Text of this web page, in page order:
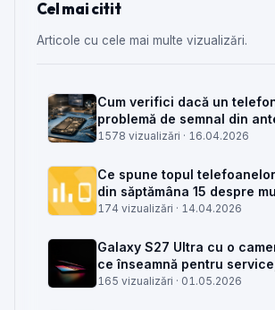
Cel mai citit
Articole cu cele mai multe vizualizări.
Cum verifici dacă un
problemă de semnal din
placa de bază sau din rețea
1578 vizualizări · 16.04.2026
Ce spune topul
din săptămâna 15 despre
service GSM
174 vizualizări · 14.04.2026
Galaxy S27 Ultra cu o
ce înseamnă pentru
client
165 vizualizări · 01.05.2026